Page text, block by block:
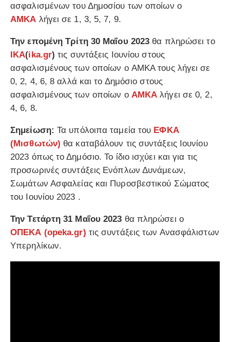
ασφαλισμένων του Δημοσίου των οποίων ο
ΑΜΚΑ λήγει σε 1, 3, 5, 7, 9.
Την επομένη Τρίτη 30 Μαΐου 2023 θα πληρώσει το
ΙΚΑ(ika.gr) τις συντάξεις Ιουνίου στους
ασφαλισμένους των οποίων ο ΑΜΚΑ τους λήγει σε
0, 2, 4, 6, 8 αλλά και το Δημόσιο στους
ασφαλισμένους των οποίων ο ΑΜΚΑ λήγει σε 0, 2,
4, 6, 8.
Σημείωση: Τα υπόλοιπα ταμεία του ΕΦΚΑ
(Μισθωτών) θα καταβάλουν τις συντάξεις Ιουνίου
2023 όπως το Δημόσιο. Το ίδιο ισχύει και για τις
προσωρινές συντάξεις Ενόπλων Δυνάμεων,
Σωμάτων Ασφαλείας και Πυροσβεστικού Σώματος
του Ιουνίου 2023 .
Την Τετάρτη 31 Μαΐου 2023 θα πληρώσει ο
ΟΠΕΚΑ (opeka.gr) τις συντάξεις των Ανασφάλιστων
Υπερηλίκων.